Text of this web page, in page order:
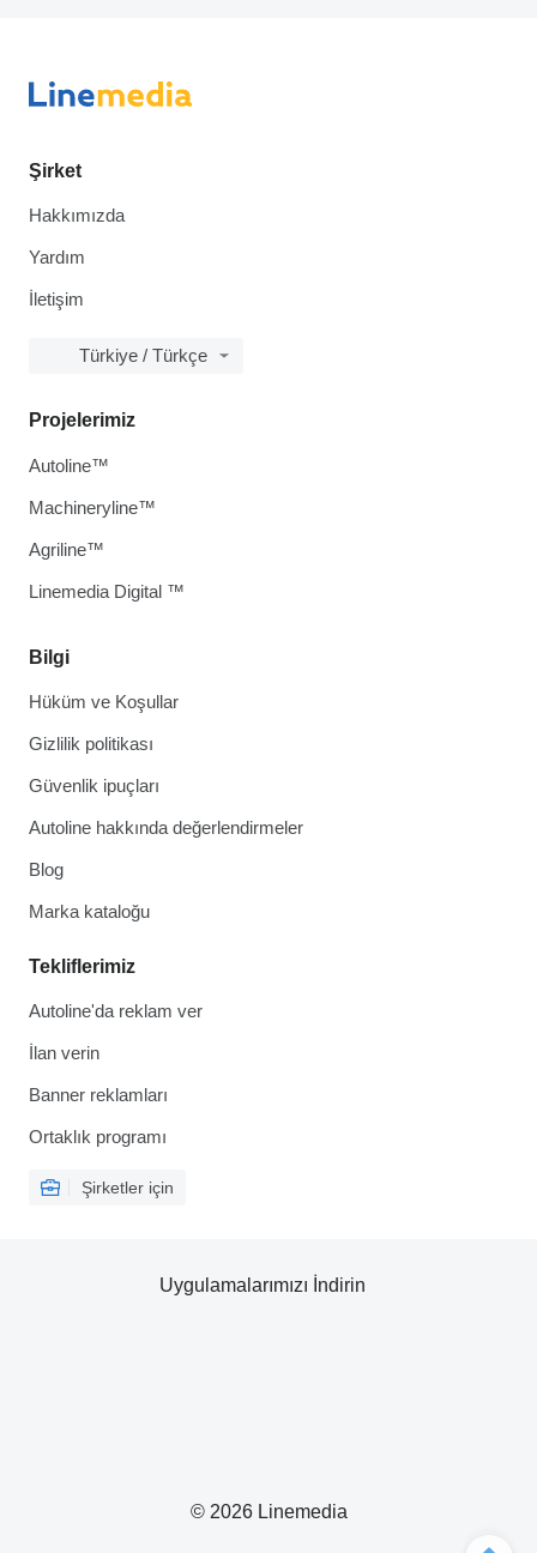
Şirket
Hakkımızda
Yardım
İletişim
Türkiye / Türkçe
Bilgi
Hüküm ve Koşullar
Gizlilik politikası
Güvenlik ipuçları
Autoline hakkında değerlendirmeler
Blog
Marka kataloğu
Tekliflerimiz
Autoline'da reklam ver
İlan verin
Banner reklamları
Ortaklık programı
Şirketler için
Projelerimiz
Autoline™
Machineryline™
Agriline™
Linemedia Digital ™
© 2026 Linemedia
Uygulamalarımızı İndirin